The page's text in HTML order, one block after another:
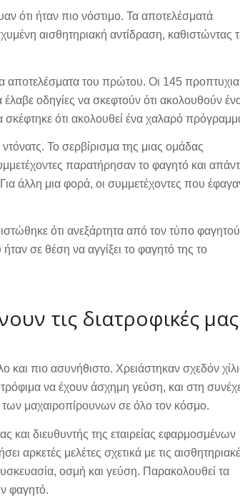
ότι ήταν πιο νόστιμο. Τα αποτελέσματά
αισθητηριακή αντίδραση, καθιστώντας
αποτελέσματα του πρώτου. Οι 145
οδηγίες να σκεφτούν ότι ακολουθούν
ότι ακολουθεί ένα χαλαρό
Το σερβίρισμα της μιας ομάδας
παρατήρησαν το φαγητό και
άλλη μια φορά, οι συμμετέχοντες που
ότι ανεξάρτητα από τον τύπο φαγητού
σε θέση να αγγίξει το φαγητό της το
τις διατροφικές μας
και πιο ασυνήθιστο. Χρειάστηκαν σχεδόν
να έχουν άσχημη γεύση, και στη
μαχαιροπίρουνων σε όλο τον κόσμο.
και διευθυντής της εταιρείας εφαρμοσμένων
αρκετές μελέτες σχετικά με τις
οσμή και γεύση. Παρακολουθεί τα
φαγητό.